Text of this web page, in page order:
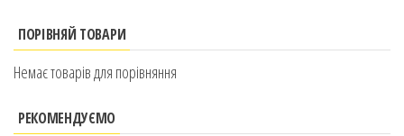
ПОРІВНЯЙ ТОВАРИ
Немає товарів для порівняння
РЕКОМЕНДУЄМО